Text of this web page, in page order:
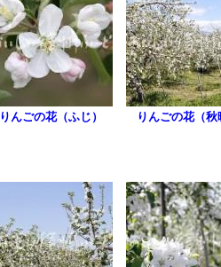
りんごの花（ふじ） りんごの花（秋